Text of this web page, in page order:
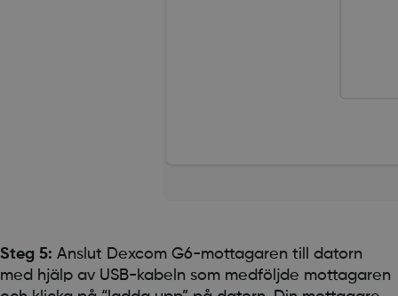
Steg 5: Anslut Dexcom G6-mottagaren till datorn
med hjälp av USB-kabeln som medföljde mottagaren